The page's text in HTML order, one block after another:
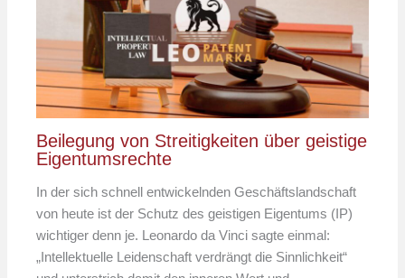
Beilegung von Streitigkeiten über geistige
Eigentumsrechte
In der sich schnell entwickelnden Geschäftslandschaft
von heute ist der Schutz des geistigen Eigentums (IP)
wichtiger denn je. Leonardo da Vinci sagte einmal:
„Intellektuelle Leidenschaft verdrängt die Sinnlichkeit“